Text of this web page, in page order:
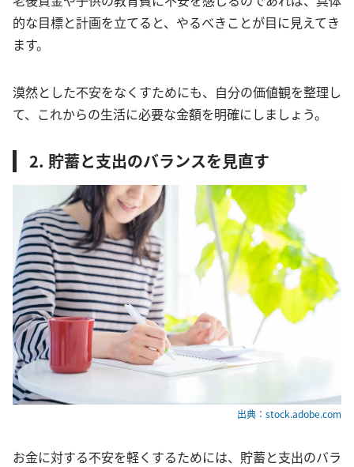
的な目標と計画を立てると、やるべきことが目に見えてき
ます。
漠然とした不安をなくすためにも、自分の価値観を整理し
て、これからの生活に必要な金額を明確にしましょう。
2. 貯蓄と支出のバランスを見直す
出典：stock.adobe.com
お金に対する不安を軽くするためには、貯蓄と支出のバラ